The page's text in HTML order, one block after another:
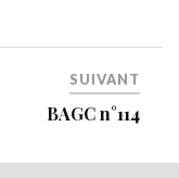
SUIVANT
BAGC n°114